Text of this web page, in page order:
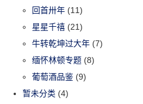
回首卅年 (11)
星星千禧 (21)
牛转乾坤过大年 (7)
缅怀林顿专题 (8)
葡萄酒品鉴 (9)
暂未分类 (4)